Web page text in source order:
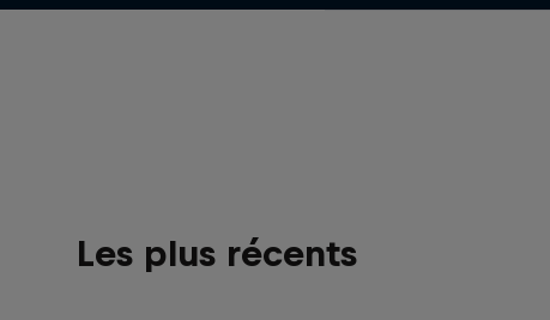
Les plus récents